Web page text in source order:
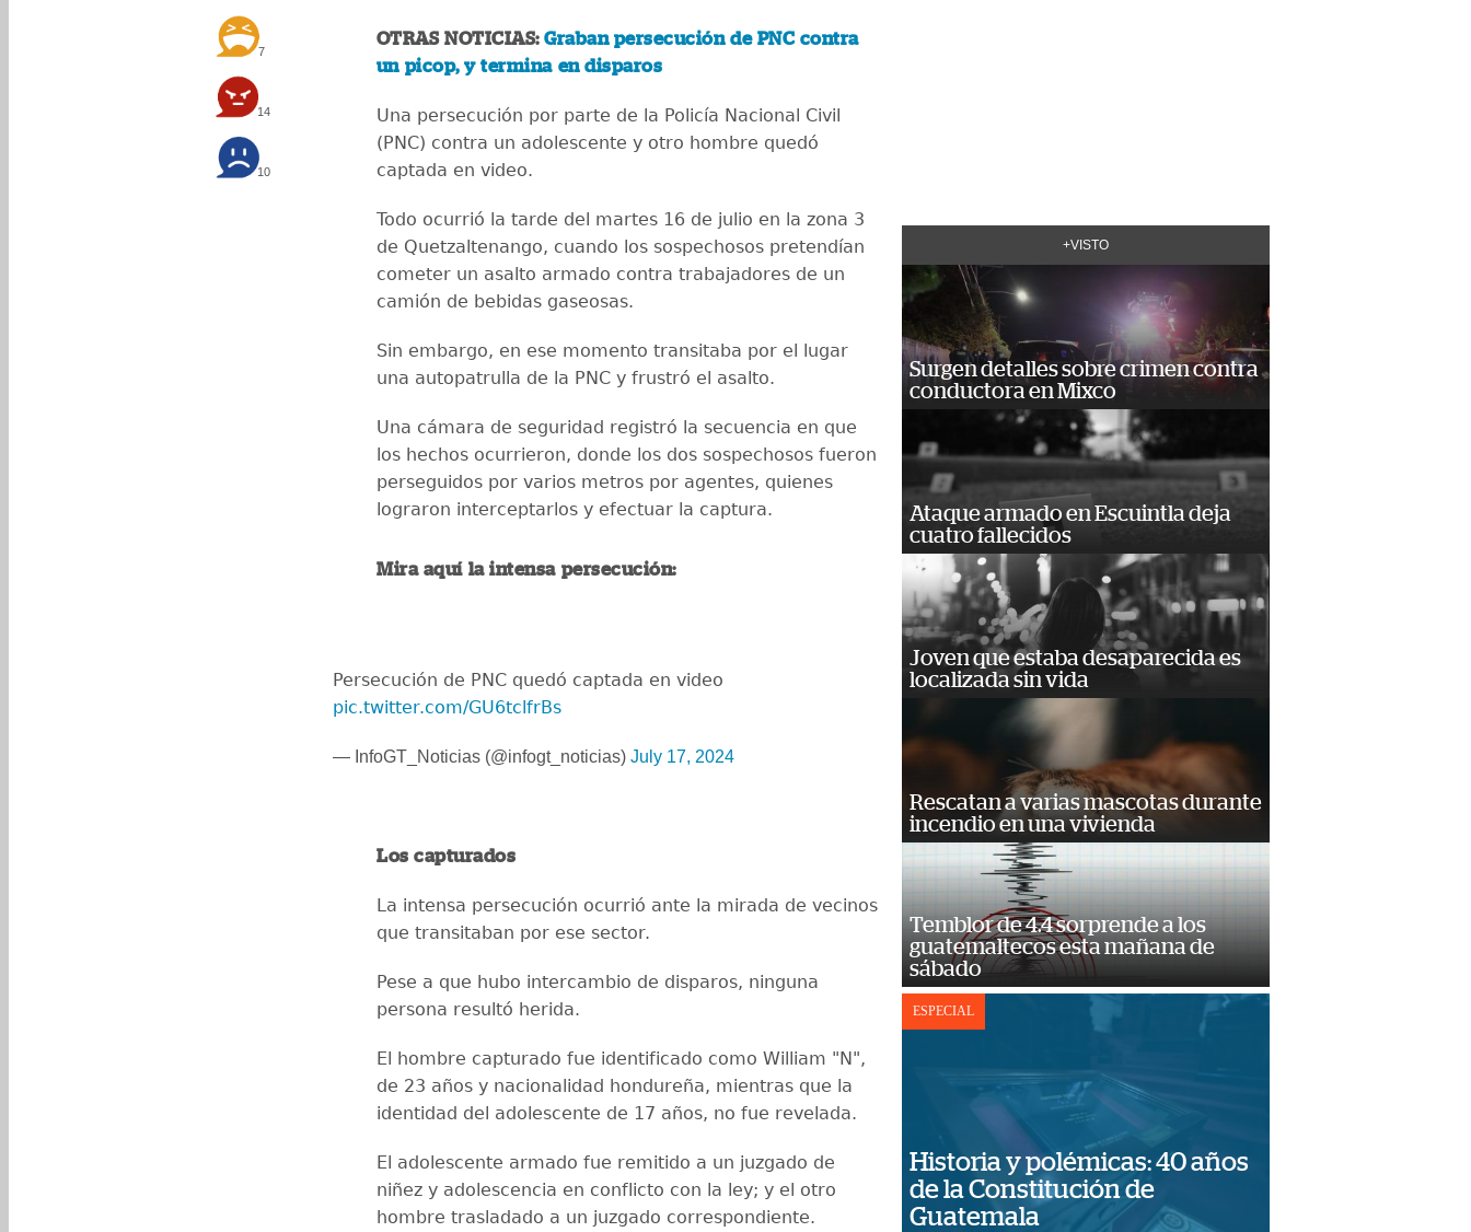
7
14
10
OTRAS NOTICIAS:Graban persecución de PNC contra
un picop, y termina en disparos
Una persecución por parte de la Policía Nacional Civil
(PNC) contra un adolescente y otro hombre quedó
captada en video.
Todo ocurrió la tarde del martes 16 de julio en la zona 3
de Quetzaltenango, cuando los sospechosos pretendían
cometer un asalto armado contra trabajadores de un
camión de bebidas gaseosas.
Sin embargo, en ese momento transitaba por el lugar
una autopatrulla de la PNC y frustró el asalto.
Una cámara de seguridad registró la secuencia en que
los hechos ocurrieron, donde los dos sospechosos fueron
perseguidos por varios metros por agentes, quienes
lograron interceptarlos y efectuar la captura.
Mira aquí la intensa persecución:
Persecución de PNC quedó captada en video
pic.twitter.com/GU6tclfrBs
— InfoGT_Noticias (@infogt_noticias) July 17, 2024
Los capturados
La intensa persecución ocurrió ante la mirada de vecinos
que transitaban por ese sector.
Pese a que hubo intercambio de disparos, ninguna
persona resultó herida.
El hombre capturado fue identificado como William "N",
de 23 años y nacionalidad hondureña, mientras que la
identidad del adolescente de 17 años, no fue revelada.
El adolescente armado fue remitido a un juzgado de
niñez y adolescencia en conflicto con la ley; y el otro
hombre trasladado a un juzgado correspondiente.
+VISTO
Surgen detalles sobre crimen contra
conductora en Mixco
Ataque armado en Escuintla deja
cuatro fallecidos
Joven que estaba desaparecida es
localizada sin vida
Rescatan a varias mascotas durante
incendio en una vivienda
Temblor de 4.4 sorprende a los
guatemaltecos esta mañana de
sábado
ESPECIAL
Historia y polémicas: 40 años
de la Constitución de
Guatemala